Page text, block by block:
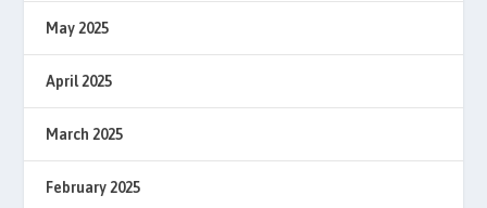
May 2025
April 2025
March 2025
February 2025